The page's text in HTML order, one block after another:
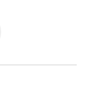
dvosmerno
i
postavom.